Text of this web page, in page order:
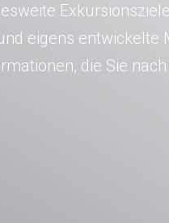
eigens entwickelte
die Sie